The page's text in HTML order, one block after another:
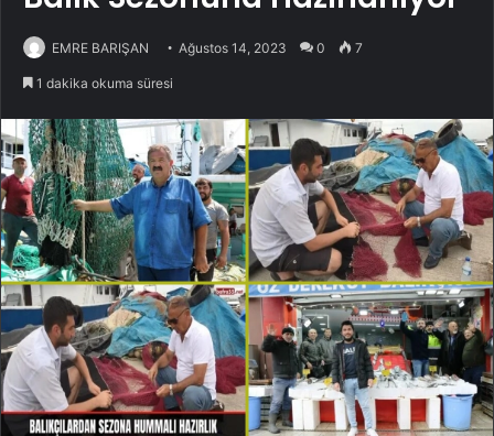
EMRE BARIŞAN Ağustos 14, 2023 0 7
1 dakika okuma süresi